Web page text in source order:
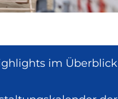
im Überblick